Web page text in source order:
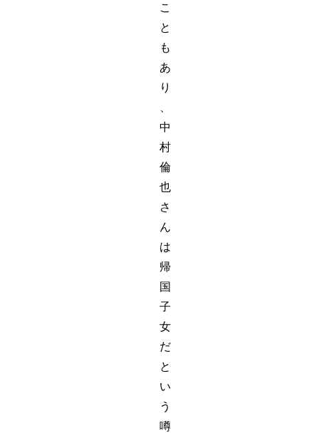
こ
と
も
あ
り
中
村
倫
也
さ
ん
は
帰
国
子
女
だ
と
い
う
噂